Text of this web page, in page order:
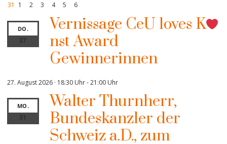
31
1 2 3 4 5 6
DO.
27
Vernissage CeU loves K
nst Award
Gewinnerinnen
27. August 2026 · 18:30 Uhr-21:00 Uhr
MO.
31
Walter Thurnherr,
Bundeskanzler der
Schweiz a.D., zum